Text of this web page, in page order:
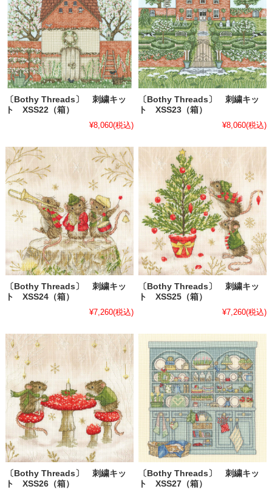
〔Bothy Threads〕 刺繍キッ
ト XSS22（箱）
¥8,060(税込)
〔Bothy Threads〕 刺繍キッ
ト XSS23（箱）
¥8,060(税込)
〔Bothy Threads〕 刺繍キッ
ト XSS24（箱）
¥7,260(税込)
〔Bothy Threads〕 刺繍キッ
ト XSS25（箱）
¥7,260(税込)
〔Bothy Threads〕 刺繍キッ
ト XSS26（箱）
〔Bothy Threads〕 刺繍キッ
ト XSS27（箱）